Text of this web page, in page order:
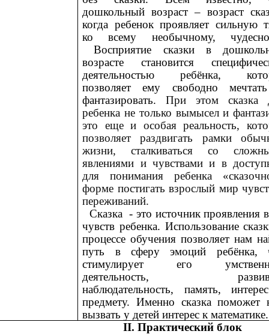
дошкольный возраст – возраст
когда ребенок проявляет сильную
ко всему необычному,
Восприятие сказки в
возрасте становится
деятельностью ребёнка,
позволяет ему свободно
фантазировать.При этом сказка
ребенка не только вымысел и
это еще и особая реальность,
позволяет раздвигать рамки
жизни, сталкиваться со
явлениями и чувствами и в
для понимания ребенка
форме постигать взрослый мир
переживаний.
Сказка - это источник проявления
чувств ребенка. Использование
процессе обучения позволяет нам
путь в сферу эмоций ребёнка,
стимулирует его
деятельность,
наблюдательность, память,
предмету. Именно сказка поможет
вызвать у детей интерес к математике.
II. Практический блок